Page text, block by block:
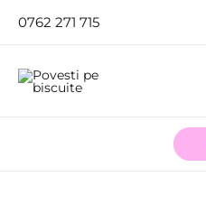
0762 271 715